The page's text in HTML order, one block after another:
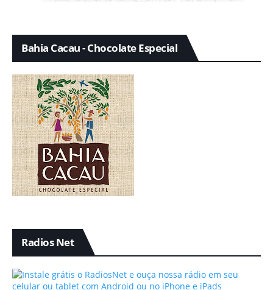
Bahia Cacau - Chocolate Especial
Radios Net